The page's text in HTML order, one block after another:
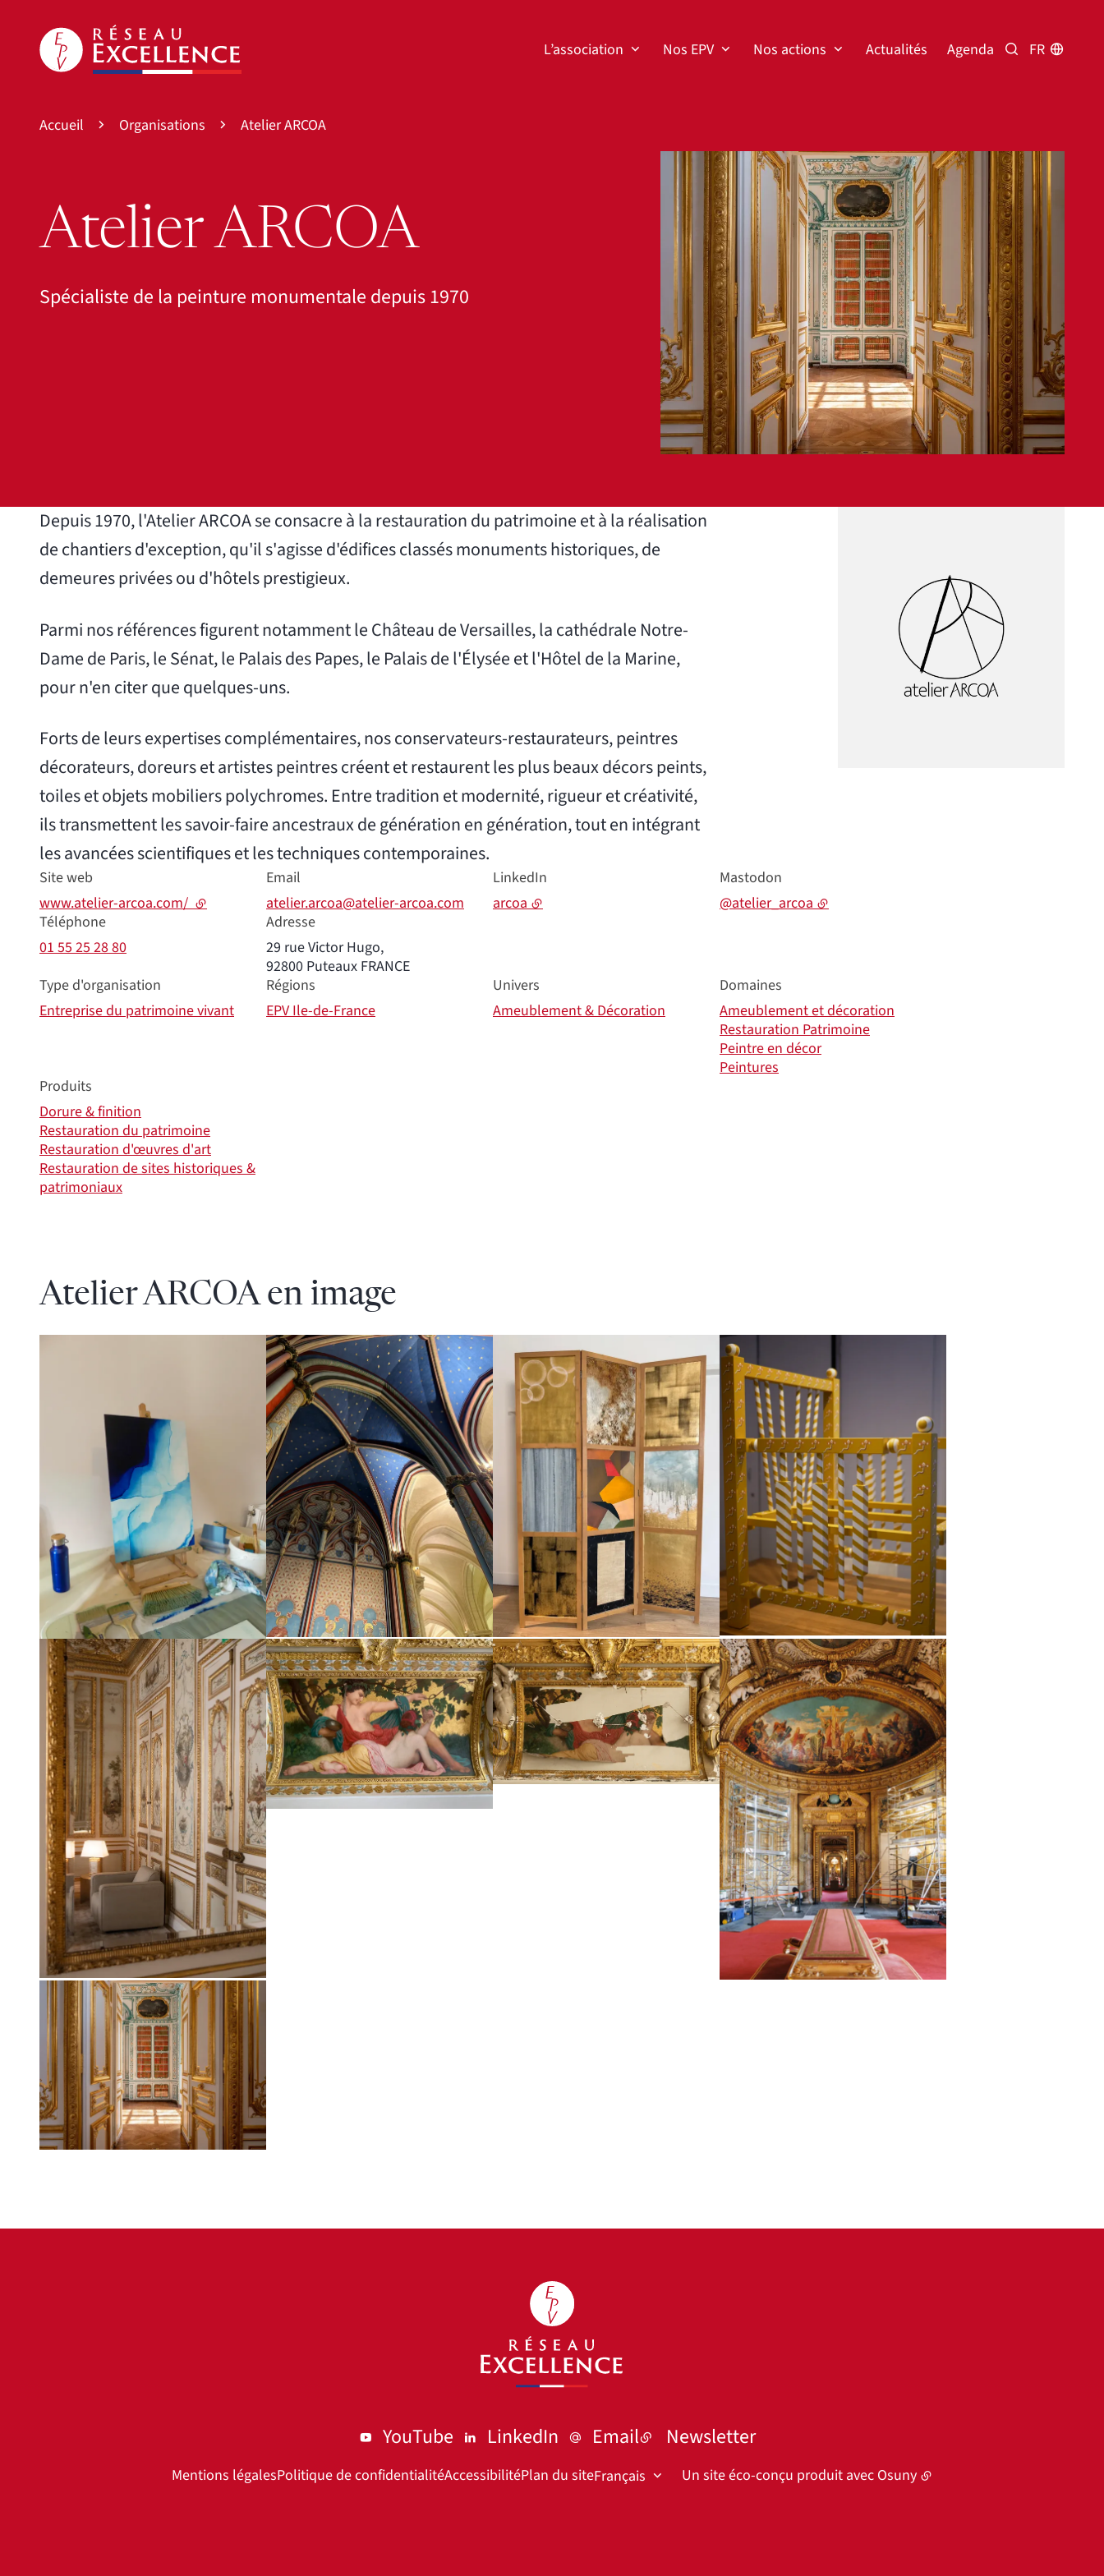
L’association Nos EPV Nos actions Actualités Agenda Rechercher
FR
Accueil Organisations Atelier ARCOA
Atelier ARCOA
Spécialiste de la peinture monumentale depuis 1970
Agrandir
Depuis 1970, l'Atelier ARCOA se consacre à la restauration du patrimoine et à la réalisation
de chantiers d'exception, qu'il s'agisse d'édifices classés monuments historiques, de
demeures privées ou d'hôtels prestigieux.
Parmi nos références figurent notamment le Château de Versailles, la cathédrale Notre-
Dame de Paris, le Sénat, le Palais des Papes, le Palais de l'Élysée et l'Hôtel de la Marine,
pour n'en citer que quelques-uns.
Forts de leurs expertises complémentaires, nos conservateurs-restaurateurs, peintres
décorateurs, doreurs et artistes peintres créent et restaurent les plus beaux décors peints,
toiles et objets mobiliers polychromes. Entre tradition et modernité, rigueur et créativité,
ils transmettent les savoir-faire ancestraux de génération en génération, tout en intégrant
les avancées scientifiques et les techniques contemporaines.
Type d'organisation
Entreprise du patrimoine vivant
Régions
EPV Ile-de-France
Univers
Ameublement & Décoration
Domaines
Ameublement et décoration
Restauration Patrimoine
Peintre en décor
Peintures
Produits
Dorure & finition
Restauration du patrimoine
Restauration d'œuvres d'art
Restauration de sites historiques &
patrimoniaux
Site web
www.atelier-arcoa.com/- lien externe
Email
atelier.arcoa@atelier-arcoa.com
LinkedIn
arcoa
Mastodon
@atelier_arcoa
Téléphone
01 55 25 28 80
Adresse
29 rue Victor Hugo,
92800 Puteaux FRANCE
Atelier ARCOA en image
Agrandir Agrandir Agrandir
Agrandir Agrandir Agrandir Agrandir
Agrandir
Newsletter
Email
LinkedIn
YouTube
Mentions légalesPolitique de confidentialitéAccessibilitéPlan du siteFrançais Un site éco-conçu produit avec Osuny